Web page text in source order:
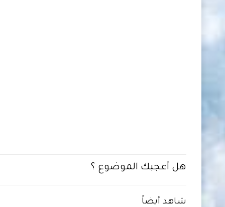
هل أعجبك الموضوع ؟
شاهد أيضاً